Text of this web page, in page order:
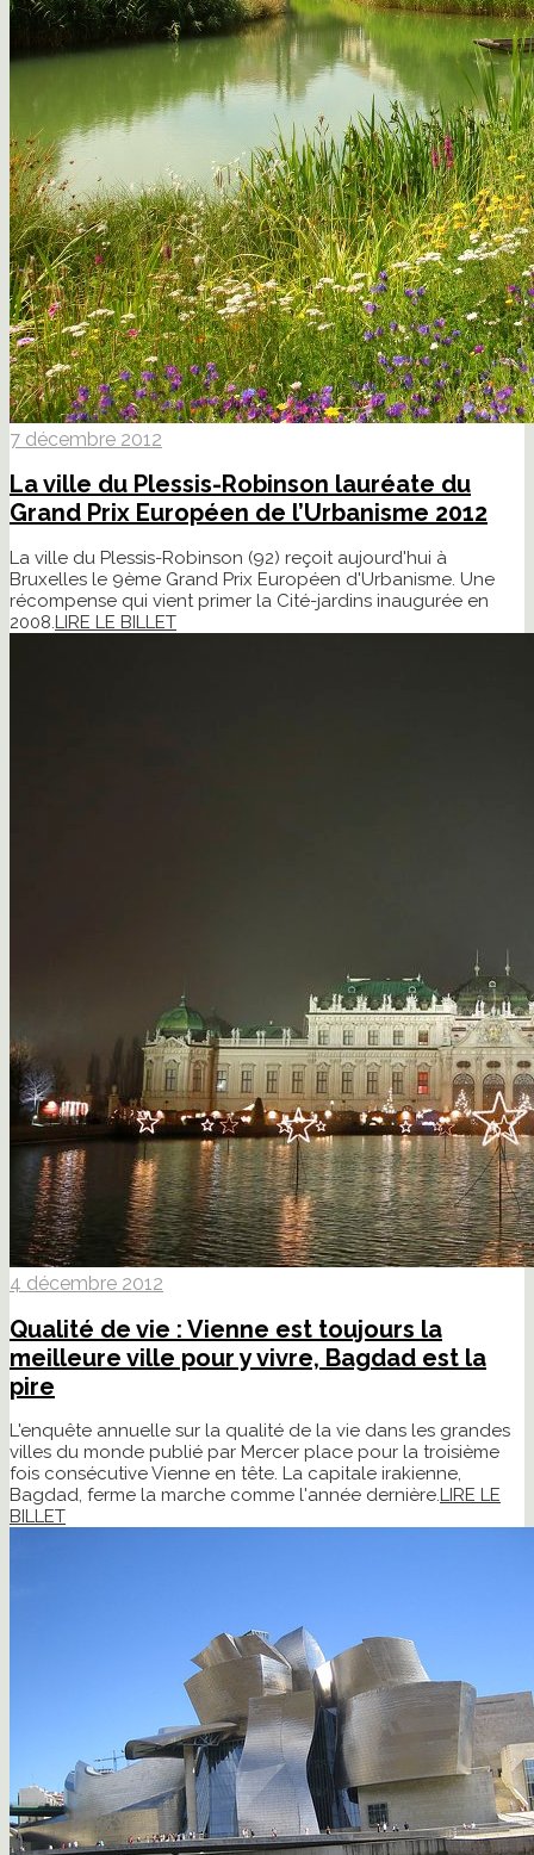
7 décembre 2012
La ville du Plessis-Robinson lauréate du
Grand Prix Européen de l’Urbanisme 2012
La ville du Plessis-Robinson (92) reçoit aujourd'hui à
Bruxelles le 9ème Grand Prix Européen d'Urbanisme. Une
récompense qui vient primer la Cité-jardins inaugurée en
2008.LIRE LE BILLET
4 décembre 2012
Qualité de vie : Vienne est toujours la
meilleure ville pour y vivre, Bagdad est la
pire
L'enquête annuelle sur la qualité de la vie dans les grandes
villes du monde publié par Mercer place pour la troisième
fois consécutive Vienne en tête. La capitale irakienne,
Bagdad, ferme la marche comme l'année dernière.LIRE LE
BILLET